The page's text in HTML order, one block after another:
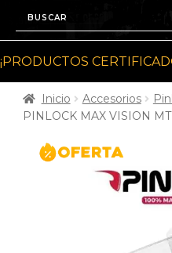
¡PRODUCTOS
Inicio Accesorios
PINLOCK MAX VISION MT